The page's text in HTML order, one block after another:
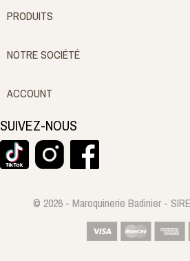
PRODUITS
NOTRE SOCIÉTÉ
ACCOUNT
SUIVEZ-NOUS
© 2026 - Maroquinerie Badinier -